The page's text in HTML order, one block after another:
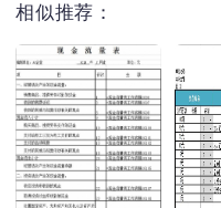
相似推荐：